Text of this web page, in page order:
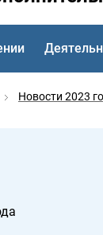
Новости 2023